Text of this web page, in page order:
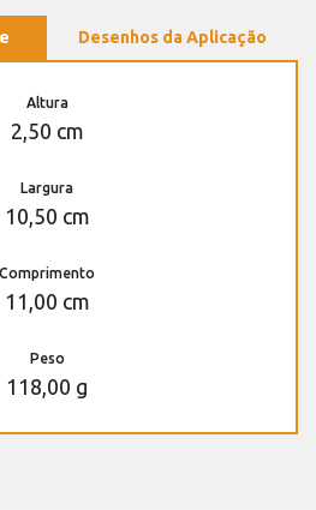
Desenhos da Aplicação
Altura
2,50 cm
Largura
10,50 cm
Comprimento
11,00 cm
Peso
118,00 g